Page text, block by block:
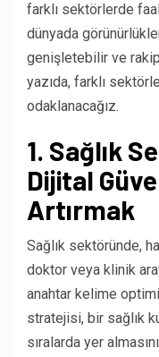
farklı sektörlerde
dünyada
genişletebilir ve
yazıda, farklı
odaklanacağız.
1. Sağlık
Dijital
Artırmak
Sağlık sektöründe,
doktor veya klinik
anahtar kelime
stratejisi, bir sağlık
sıralarda yer